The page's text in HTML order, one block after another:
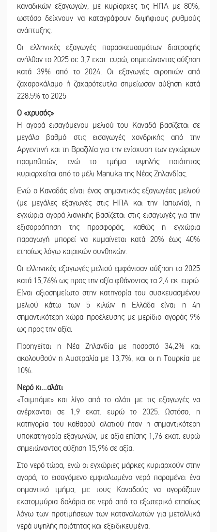
καναδικών εξαγωγών, με κυρίαρχες τις ΗΠΑ με 80%,
ωστόσο δείχνουν να καταγράφουν διψήφιους ρυθμούς
ανάπτυξης.
Οι ελληνικές εξαγωγές παρασκευασμάτων διατροφής
ανήλθαν το 2025 σε 3,7 εκατ. ευρώ, σημειώνοντας αύξηση
κατά 39% από το 2024. Οι εξαγωγές σιροπιών από
ζαχαροκάλαμο ή ζαχαρότευτλα σημείωσαν αύξηση κατά
228.5% το 2025
Ο «χρυσός»
Η αγορά εισαγόμενου μελιού του Καναδά βασίζεται σε
μεγάλο βαθμό στις εισαγωγές χονδρικής από την
Αργεντινή και τη Βραζιλία για την ενίσχυση των εγχώριων
προμηθειών, ενώ το τμήμα υψηλής ποιότητας
κυριαρχείται από το μέλι Manuka της Νέας Ζηλανδίας.
Ενώ ο Καναδάς είναι ένας σημαντικός εξαγωγέας μελιού
(με μεγάλες εξαγωγές στις ΗΠΑ και την Ιαπωνία), η
εγχώρια αγορά λιανικής βασίζεται στις εισαγωγές για την
εξισορρόπηση της προσφοράς, καθώς η εγχώρια
παραγωγή μπορεί να κυμαίνεται κατά 20% έως 40%
ετησίως λόγω καιρικών συνθηκών.
Οι ελληνικές εξαγωγές μελιού εμφάνισαν αύξηση το 2025
κατά 15,76% ως προς την αξία φθάνοντας τα 2,4 εκ. ευρώ.
Είναι αξιοσημείωτο στην κατηγορία του συσκευασμένου
μελιού κάτω των 5 κιλών η Ελλάδα είναι η 4η
σημαντικότερη χώρα προέλευσης με μερίδιο αγοράς 9%
ως προς την αξία.
Προηγείται η Νέα Ζηλανδία με ποσοστό 34,2% και
ακολουθούν η Αυστραλία με 13,7%, και οι η Τουρκία με
10%.
Νερό κι…αλάτι
«Τσιμπάμε» και λίγο από το αλάτι με τις εξαγωγές να
ανέρχονται σε 1,9 εκατ. ευρώ το 2025. Ωστόσο, η
κατηγορία του καθαρού αλατιού ήταν η σημαντικότερη
υποκατηγορία εξαγωγών, με αξία επίσης 1,76 εκατ. ευρώ
σημειώνοντας αύξηση 15,9% σε αξία.
Στο νερό τώρα, ενώ οι εγχώριες μάρκες κυριαρχούν στην
αγορά, το εισαγόμενο εμφιαλωμένο νερό παραμένει ένα
σημαντικό τμήμα, με τους Καναδούς να αγοράζουν
εκατομμύρια δολάρια σε νερό από το εξωτερικό ετησίως
λόγω των προτιμήσεων των καταναλωτών για μεταλλικά
νερά υψηλής ποιότητας και εξειδικευμένα.